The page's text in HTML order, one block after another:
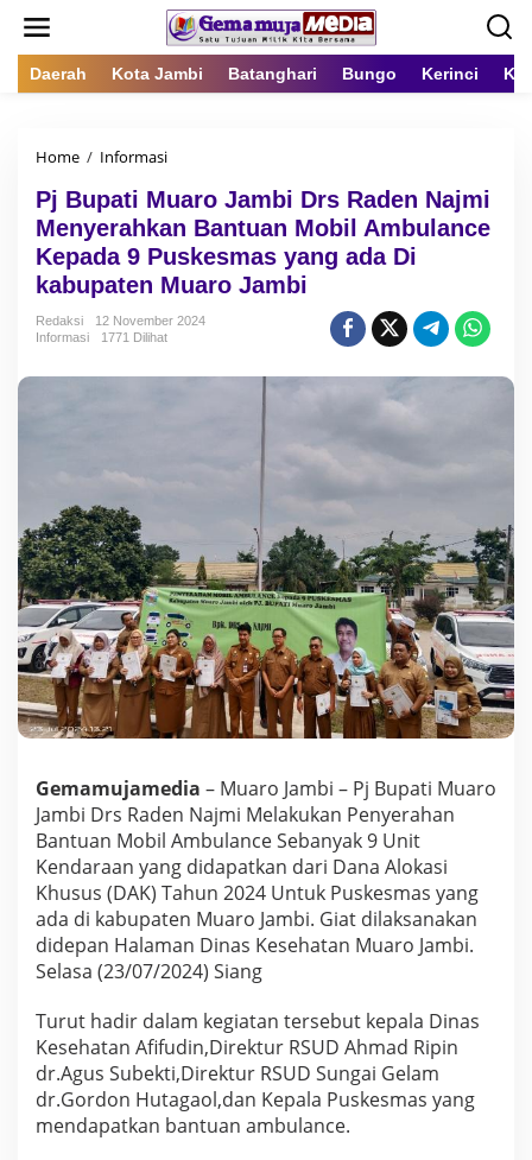
Daerah Kota Jambi Batanghari Bungo Kerinci
Home / Informasi
B
u
p
a
t
M
D
r
s
R
a
d
e
n
a
m
i
M
e
n
y
e
r
a
h
a
n
B
a
n
t
u
Pj Bupati Muaro Jambi Drs Raden Najmi
Menyerahkan Bantuan Mobil Ambulance
Kepada 9 Puskesmas yang ada Di
kabupaten Muaro Jambi
Redaksi
12 November 2024
Informasi
1771 Dilihat
Gemamujamedia – Muaro Jambi – Pj Bupati Muaro
Jambi Drs Raden Najmi Melakukan Penyerahan
Bantuan Mobil Ambulance Sebanyak 9 Unit
Kendaraan yang didapatkan dari Dana Alokasi
Khusus (DAK) Tahun 2024 Untuk Puskesmas yang
ada di kabupaten Muaro Jambi. Giat dilaksanakan
didepan Halaman Dinas Kesehatan Muaro Jambi.
Selasa (23/07/2024) Siang
Turut hadir dalam kegiatan tersebut kepala Dinas
Kesehatan Afifudin,Direktur RSUD Ahmad Ripin
dr.Agus Subekti,Direktur RSUD Sungai Gelam
dr.Gordon Hutagaol,dan Kepala Puskesmas yang
mendapatkan bantuan ambulance.